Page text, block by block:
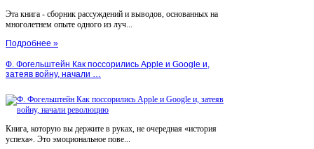
Эта книга - сборник рассуждений и выводов, основанных на
многолетнем опыте одного из луч...
Подробнее »
Ф. Фогельштейн Как поссорились Apple и Google и,
затеяв войну, начали …
Книга, которую вы держите в руках, не очередная «история
успеха». Это эмоциональное пове...